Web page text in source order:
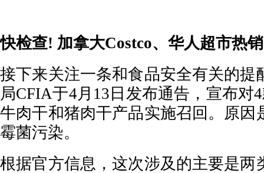
快检查! 加拿大Costco、华人超市热
接下来关注一条和食品安全有关的提
局CFIA于4月13日发布通告，宣布对
牛肉干和猪肉干产品实施召回。原因
霉菌污染。
根据官方信息，这次涉及的主要是两